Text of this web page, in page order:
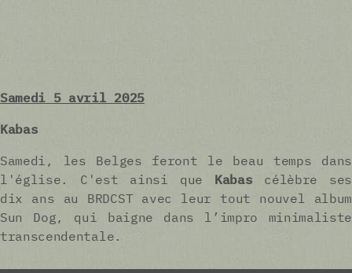
Samedi 5 avril 2025
Kabas
Samedi, les Belges feront le beau temps dans
l'église. C'est ainsi que Kabas célèbre ses
dix ans au BRDCST avec leur tout nouvel album
Sun Dog, qui baigne dans l’impro minimaliste
transcendentale.